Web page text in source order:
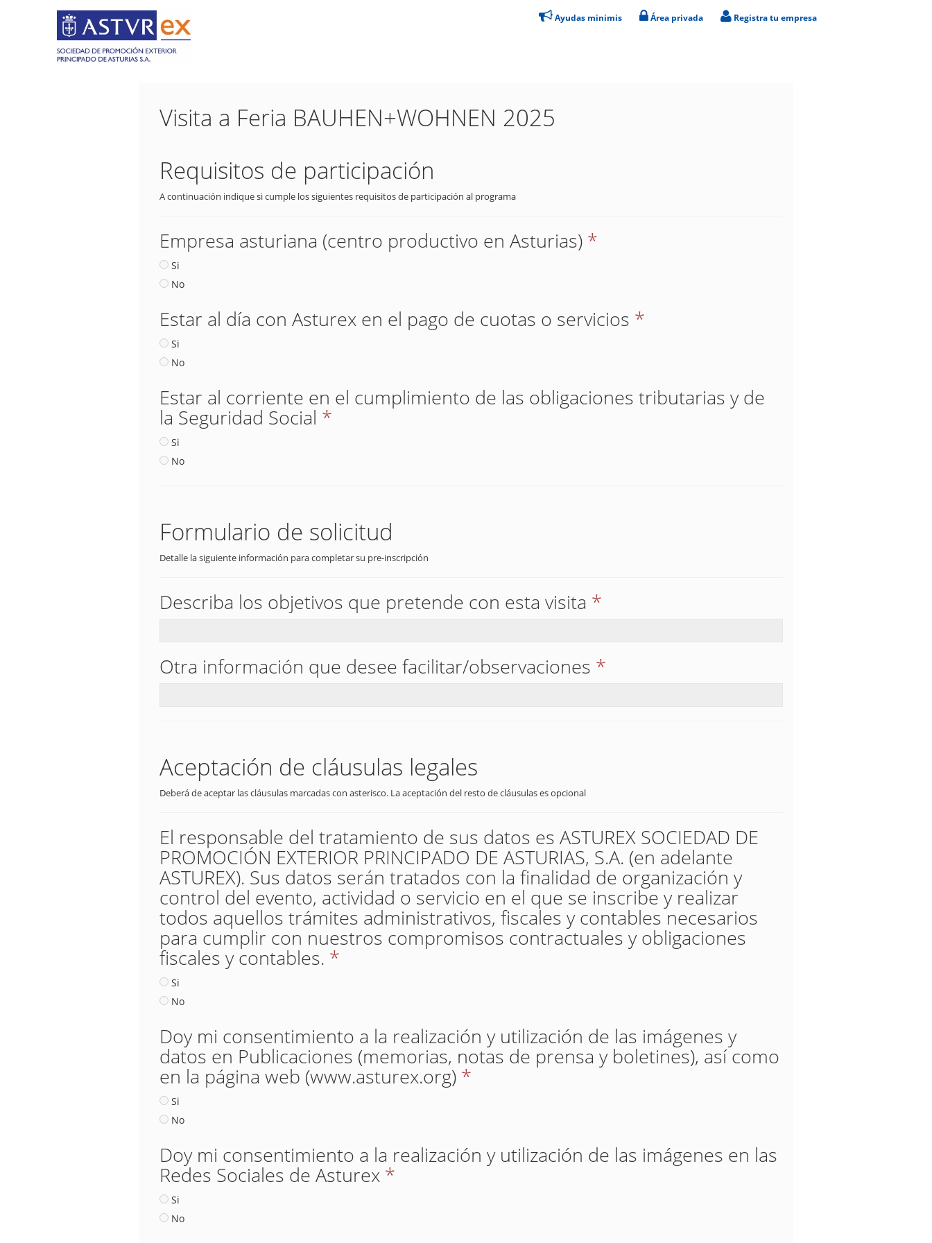
Registra tu empresa
Área privada
Ayudas minimis
Visita a Feria BAUHEN+WOHNEN 2025
Requisitos de participación
A continuación indique si cumple los siguientes requisitos de participación al programa
Empresa asturiana (centro productivo en Asturias) *
Si
No
Estar al día con Asturex en el pago de cuotas o servicios *
Si
No
Estar al corriente en el cumplimiento de las obligaciones tributarias y de
la Seguridad Social *
Si
No
Formulario de solicitud
Detalle la siguiente información para completar su pre-inscripción
Describa los objetivos que pretende con esta visita *
Otra información que desee facilitar/observaciones *
Aceptación de cláusulas legales
Deberá de aceptar las cláusulas marcadas con asterisco. La aceptación del resto de cláusulas es opcional
El responsable del tratamiento de sus datos es ASTUREX SOCIEDAD DE
PROMOCIÓN EXTERIOR PRINCIPADO DE ASTURIAS, S.A. (en adelante
ASTUREX). Sus datos serán tratados con la finalidad de organización y
control del evento, actividad o servicio en el que se inscribe y realizar
todos aquellos trámites administrativos, fiscales y contables necesarios
para cumplir con nuestros compromisos contractuales y obligaciones
fiscales y contables. *
Si
No
Doy mi consentimiento a la realización y utilización de las imágenes y
datos en Publicaciones (memorias, notas de prensa y boletines), así como
en la página web (www.asturex.org) *
Si
No
Doy mi consentimiento a la realización y utilización de las imágenes en las
Redes Sociales de Asturex *
Si
No